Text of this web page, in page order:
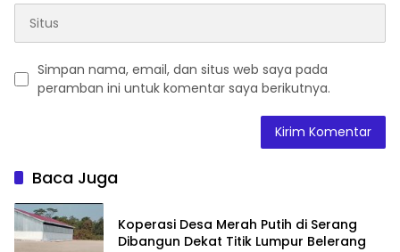
Simpan nama, email, dan situs web saya pada
peramban ini untuk komentar saya berikutnya.
Baca Juga
Koperasi Desa Merah Putih di Serang
Dibangun Dekat Titik Lumpur Belerang